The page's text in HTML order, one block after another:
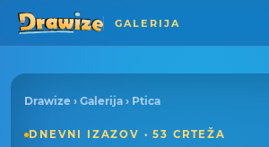
GALERIJA
Drawize › Galerija › Ptica
DNEVNI IZAZOV · 53 CRTEŽA